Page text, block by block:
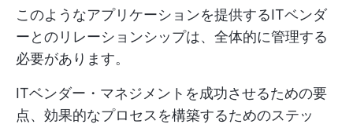
このようなアプリケーションを提供するITベンダ
ーとのリレーションシップは、全体的に管理する
必要があります。
ITベンダー・マネジメントを成功させるための要
点、効果的なプロセスを構築するためのステッ